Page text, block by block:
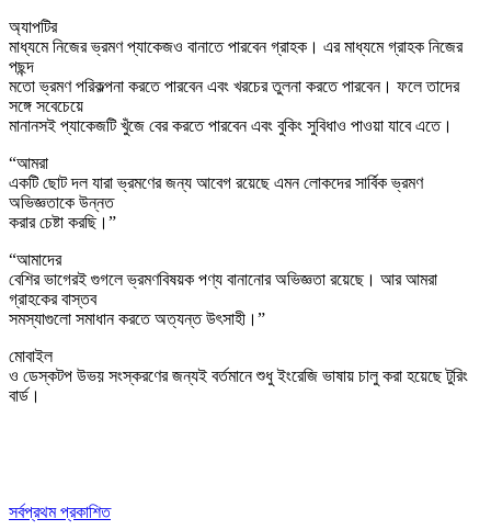
অ্যাপটির
মাধ্যমে নিজের ভ্রমণ প্যাকেজও বানাতে পারবেন গ্রাহক। এর মাধ্যমে গ্রাহক নিজের
পছন্দ
মতো ভ্রমণ পরিকল্পনা করতে পারবেন এবং খরচের তুলনা করতে পারবেন। ফলে তাদের
সঙ্গে সবেচেয়ে
মানানসই প্যাকেজটি খুঁজে বের করতে পারবেন এবং বুকিং সুবিধাও পাওয়া যাবে এতে।
“আমরা
একটি ছোট দল যারা ভ্রমণের জন্য আবেগ রয়েছে এমন লোকদের সার্বিক ভ্রমণ
অভিজ্ঞতাকে উন্নত
করার চেষ্টা করছি।”
“আমাদের
বেশির ভাগেরই গুগলে ভ্রমণবিষয়ক পণ্য বানানোর অভিজ্ঞতা রয়েছে। আর আমরা
গ্রাহকের বাস্তব
সমস্যাগুলো সমাধান করতে অত্যন্ত উৎসাহী।”
মোবাইল
ও ডেস্কটপ উভয় সংস্করণের জন্যই বর্তমানে শুধু ইংরেজি ভাষায় চালু করা হয়েছে টুরিং
বার্ড।
সর্বপ্রথম প্রকাশিত